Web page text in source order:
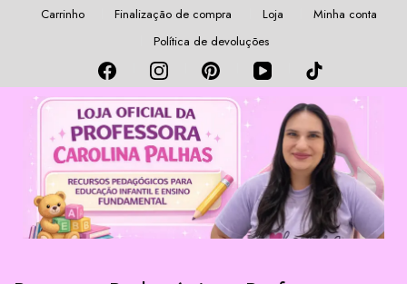
Carrinho Finalização de compra Loja
Minha conta
Política de devoluções